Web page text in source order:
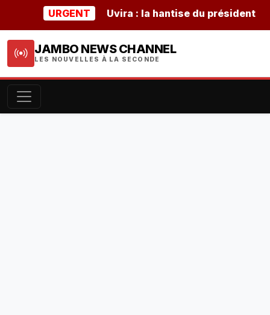
URGENT Uvira : la hantise du président
JAMBO NEWS CHANNEL
LES NOUVELLES À LA SECONDE